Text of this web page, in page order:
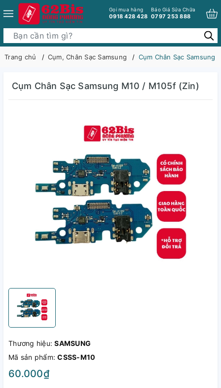
Gọi mua hàng
0918 428 428
Báo Giá Sửa Chữa
0797 253 888
Trang chủ Cụm, Chân Sạc Samsung Cụm Chân Sạc Samsung
Cụm Chân Sạc Samsung M10 / M105f (Zin)
Thương hiệu:SAMSUNG
Mã sản phẩm:CSSS-M10
60.000₫